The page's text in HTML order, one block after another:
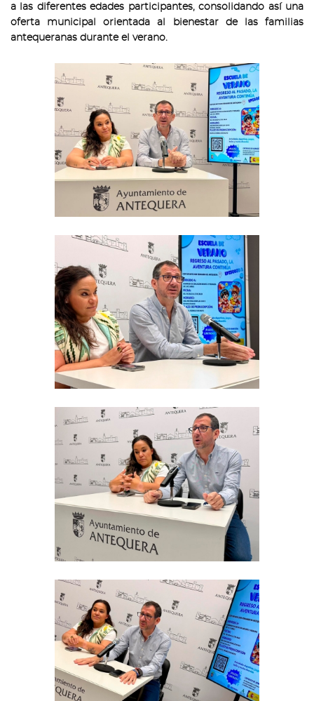
a las diferentes edades participantes, consolidando así una
oferta municipal orientada al bienestar de las familias
antequeranas durante el verano.